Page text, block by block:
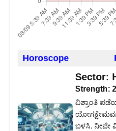
Horoscope
Sector:
Strength:
ವಿಶ್ರಾಂತಿ
ಬಳಸಿ. ನೀವೇ